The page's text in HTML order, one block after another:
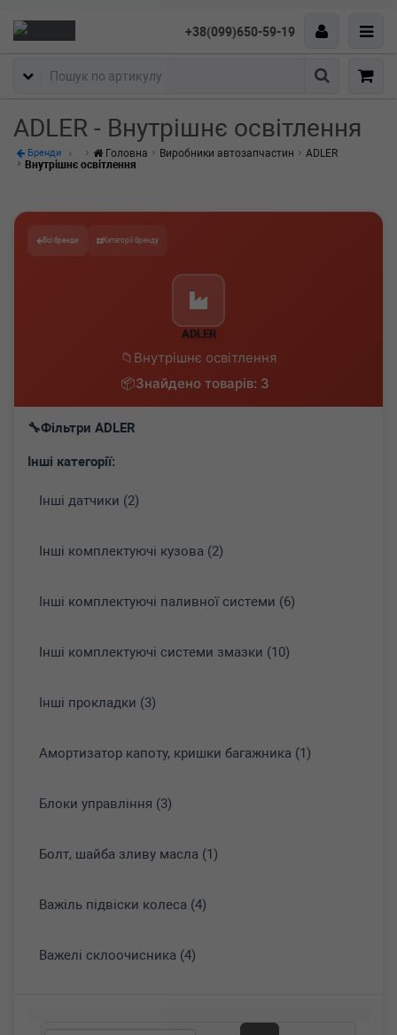
+38(099)650-59-19
Пошук
ADLER - Внутрішнє освітлення
Бренди Головна Виробники автозапчастин
ADLER
Внутрішнє освітлення
Всі бренди Категорії бренду
ADLER
Внутрішнє освітлення
Знайдено товарів: 3
Фільтри ADLER
Інші категорії:
Інші датчики (2)
Інші комплектуючі кузова (2)
Інші комплектуючі паливної системи (6)
Інші комплектуючі системи змазки (10)
Інші прокладки (3)
Амортизатор капоту, кришки багажника (1)
Блоки управління (3)
Болт, шайба зливу масла (1)
Важіль підвіски колеса (4)
Важелі склоочисника (4)